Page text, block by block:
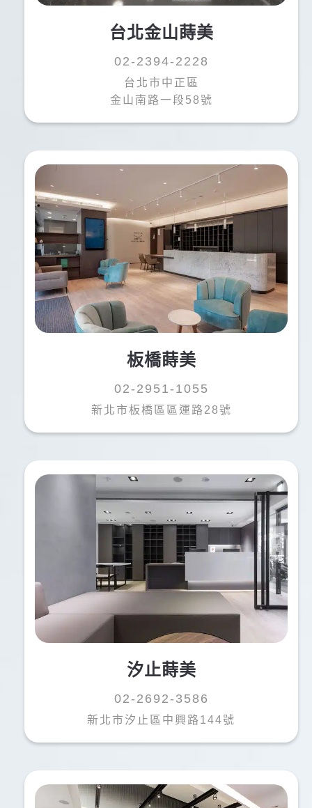
長期國外工作與醫師評估說明後，確認治療及費用，
馬上進行口腔掃描安排植牙。
短短兩天植入植體straumann，之後三個月回國就可
以進行做假牙。
覺得金山蒔美非常有效率也讓人安心，也推薦許庭豪
醫師，櫃檯小姐也很溫柔。
推薦給大家
張O修
牙齒崩角，來給薛醫師治療，全程非常客氣，治療過
程完全沒有不適感，診所整體相當乾淨，設備新穎，
台北金山蒔美
02-2394-2228
台北市中正區
金山南路一段58號
板橋蒔美
02-2951-1055
新北市板橋區區運路28號
汐止蒔美
02-2692-3586
新北市汐止區中興路144號